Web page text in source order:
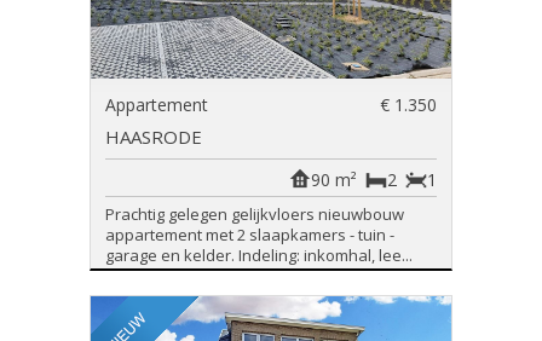
Appartement € 1.350
HAASRODE
1
2
90 m²
Prachtig gelegen gelijkvloers nieuwbouw
appartement met 2 slaapkamers - tuin -
garage en kelder. Indeling: inkomhal, lee...